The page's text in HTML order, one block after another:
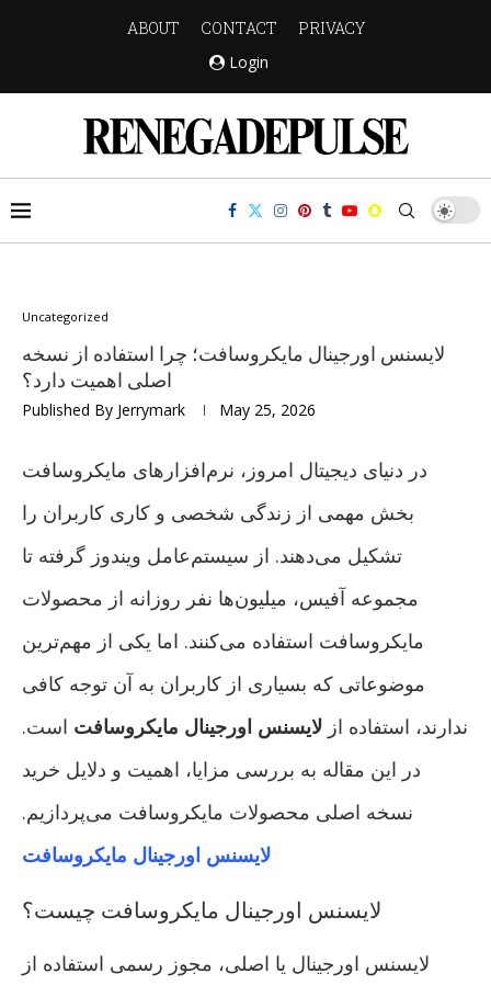
ABOUT CONTACT
PRIVACY
Login
Uncategorized
لایسنس اورجینال مایکروسافت؛ چرا استفاده از نسخه
اصلی اهمیت دارد؟
Published By Jerrymark May 25, 2026
در دنیای دیجیتال امروز، نرم‌افزارهای مایکروسافت
بخش مهمی از زندگی شخصی و کاری کاربران را
تشکیل می‌دهند. از سیستم‌عامل ویندوز گرفته تا
مجموعه آفیس، میلیون‌ها نفر روزانه از محصولات
مایکروسافت استفاده می‌کنند. اما یکی از مهم‌ترین
موضوعاتی که بسیاری از کاربران به آن توجه کافی
ندارند، استفاده از لایسنس اورجینال مایکروسافت است.
در این مقاله به بررسی مزایا، اهمیت و دلایل خرید
نسخه اصلی محصولات مایکروسافت می‌پردازیم.
لایسنس اورجینال مایکروسافت
لایسنس اورجینال مایکروسافت چیست؟
لایسنس اورجینال یا اصلی، مجوز رسمی استفاده از